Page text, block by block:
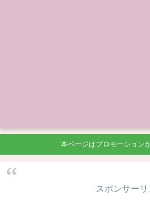
本ページはプロモーション
スポンサーリ